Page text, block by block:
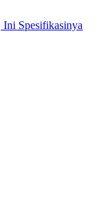
Spesifikasinya